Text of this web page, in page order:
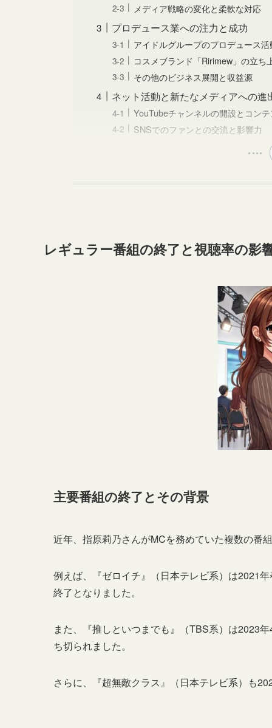
メディア戦略の変化と柔軟な対応
プロデュース業への注力と成功
アイドルグループのプロデュース
コスメブランド「Ririmew」の立ち
その他のビジネス展開と収益源
ネット活動と新たなメディアへの進
YouTubeチャンネルの開設とコン
SNSでのファンとの交流と影響力
レギュラー番組の終了と視聴率の影
主要番組の終了とその背景
近年、指原莉乃さんがMCを務めていた複数の番
例えば、『ゼロイチ』（日本テレビ系）は2021
終了となりました。
また、『推しといつまでも』（TBS系）は2023
ち切られました。
さらに、『超無敵クラス』（日本テレビ系）も